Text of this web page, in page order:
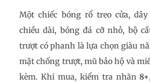
Một chiếc bóng rổ treo cửa,
chiều dài, bóng đá cỡ nhỏ, bộ
trượt có phanh là lựa chọn giàu
mặt chống trượt, mũ bảo hộ và
kèm. Khi mua, kiểm tra nhãn8+